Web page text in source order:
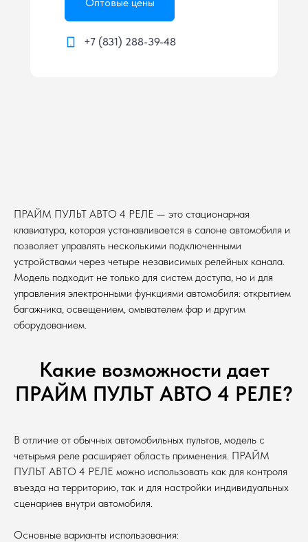
+7 (831) 288-39-48
ПРАЙМ ПУЛЬТ АВТО 4 РЕЛЕ — это стационарная
клавиатура, которая устанавливается в салоне автомобиля и
позволяет управлять несколькими подключенными
устройствами через четыре независимых релейных канала.
Модель подходит не только для систем доступа, но и для
управления электронными функциями автомобиля: открытием
багажника, освещением, омывателем фар и другим
оборудованием.
Какие возможности дает
ПРАЙМ ПУЛЬТ АВТО 4 РЕЛЕ?
В отличие от обычных автомобильных пультов, модель с
четырьмя реле расширяет область применения. ПРАЙМ
ПУЛЬТ АВТО 4 РЕЛЕ можно использовать как для контроля
въезда на территорию, так и для настройки индивидуальных
сценариев внутри автомобиля.
Основные варианты использования: